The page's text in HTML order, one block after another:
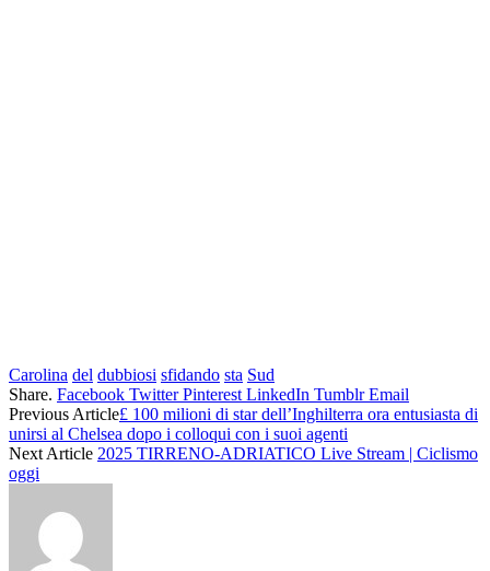
contenuto
Carolina del dubbiosi sfidando sta Sud
Share. Facebook Twitter Pinterest LinkedIn Tumblr Email
Previous Article£ 100 milioni di star dell’Inghilterra ora entusiasta di
unirsi al Chelsea dopo i colloqui con i suoi agenti
Next Article 2025 TIRRENO-ADRIATICO Live Stream | Ciclismo
oggi